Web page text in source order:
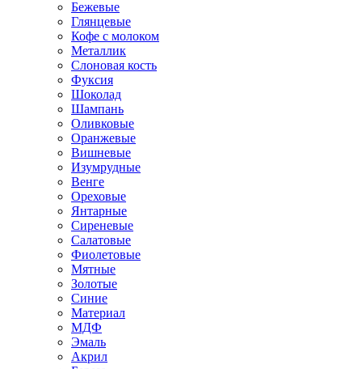
Бежевые
Глянцевые
Кофе с молоком
Металлик
Слоновая кость
Фуксия
Шоколад
Шампань
Оливковые
Оранжевые
Вишневые
Изумрудные
Венге
Ореховые
Янтарные
Сиреневые
Салатовые
Фиолетовые
Мятные
Золотые
Синие
Материал
МДФ
Эмаль
Акрил